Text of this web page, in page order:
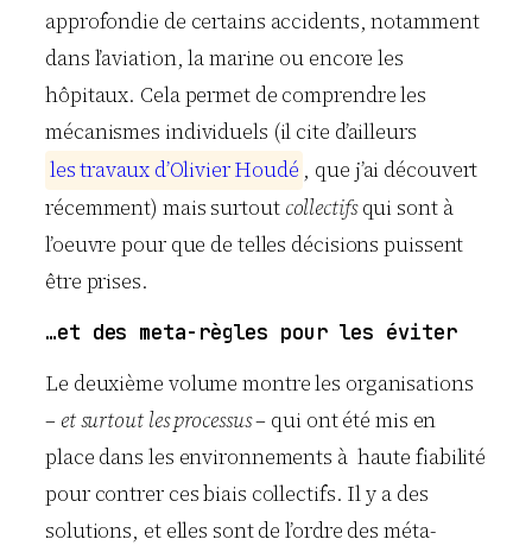
approfondie de certains accidents, notamment
dans l’aviation, la marine ou encore les
hôpitaux. Cela permet de comprendre les
mécanismes individuels (il cite d’ailleurs
lestravaux d’OlivierHoudé , que j’ai découvert
récemment) mais surtout collectifsqui sont à
l’oeuvre pour que de telles décisions puissent
être prises.
…et des meta-règles pour les éviter
Le deuxième volume montre les organisations
– et surtout les processus– qui ont été mis en
place dans les environnements à haute fiabilité
pour contrer ces biais collectifs. Il y a des
solutions, et elles sont de l’ordre des méta-